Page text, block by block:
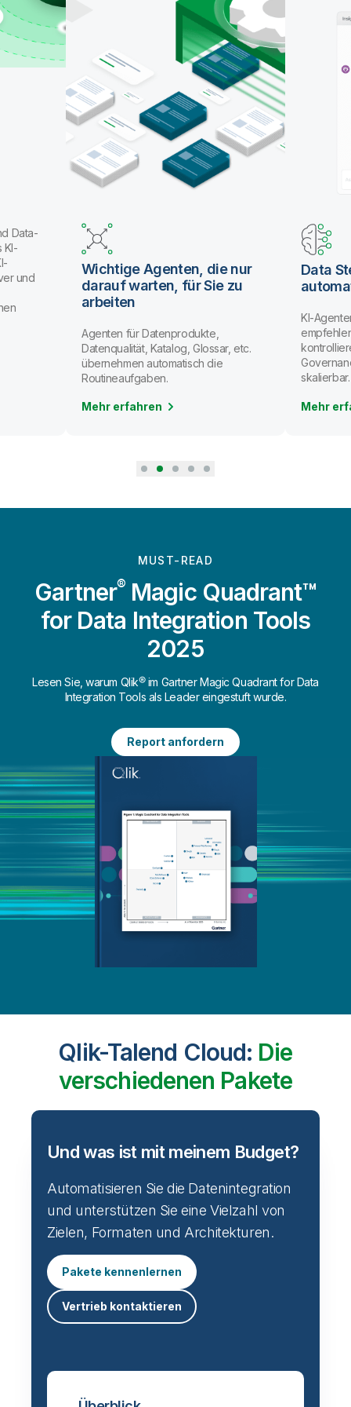
Data-
KI-
und
Wichtige Agenten, die nur
darauf warten, für Sie zu
arbeiten
Agenten für Datenprodukte,
Datenqualität, Katalog, Glossar, etc.
übernehmen automatisch die
Routineaufgaben.
Mehr erfahren
Data
KI-
skalierbar.
Mehr
MUST-READ
Gartner® Magic Quadrant™
for Data Integration Tools
2025
Lesen Sie, warum Qlik® im Gartner Magic Quadrant for Data
Integration Tools als Leader eingestuft wurde.
Report anfordern
Qlik-Talend Cloud: Die
verschiedenen Pakete
Und was ist mit meinem Budget?
Automatisieren Sie die Datenintegration
und unterstützen Sie eine Vielzahl von
Zielen, Formaten und Architekturen.
Pakete kennenlernen
Vertrieb kontaktieren